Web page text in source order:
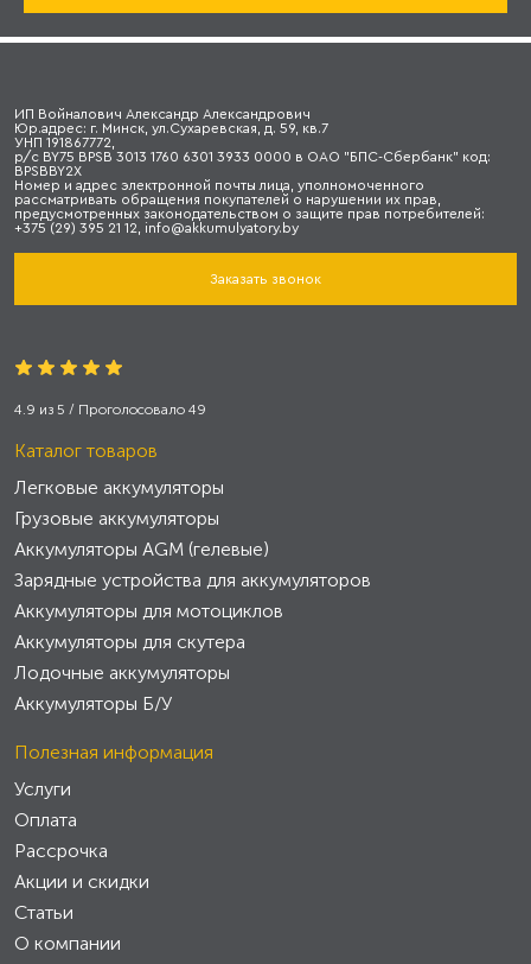
ИП Войналович Александр Александрович
Юр.адрес: г. Минск, ул.Сухаревская, д. 59, кв.7
УНП 191867772,
р/с BY75 BPSB 3013 1760 6301 3933 0000 в ОАО "БПС-Сбербанк" код:
BPSBBY2X
Номер и адрес электронной почты лица, уполномоченного
рассматривать обращения покупателей о нарушении их прав,
предусмотренных законодательством о защите прав потребителей:
+375 (29) 395 21 12, info@akkumulyatory.by
Заказать звонок
4.9 из 5 / Проголосовало 49
Каталог товаров
Легковые аккумуляторы
Грузовые аккумуляторы
Аккумуляторы AGM (гелевые)
Зарядные устройства для аккумуляторов
Аккумуляторы для мотоциклов
Аккумуляторы для скутера
Лодочные аккумуляторы
Аккумуляторы Б/У
Полезная информация
Услуги
Оплата
Рассрочка
Акции и скидки
Статьи
О компании